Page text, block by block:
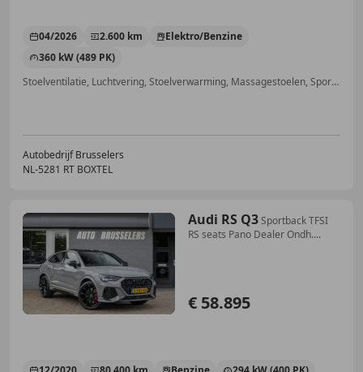
04/2026 2.600 km
Elektro/Benzine
360 kW (489 PK)
Stoelventilatie, Luchtvering, Stoelverwarming, Massagestoelen, Sportstoelen, Bandenspanningscontrole, Getinte ramen, Elektrisch verstelbare buitenspiegels
Autobedrijf Brusselers
NL-5281 RT BOXTEL
Audi RS Q3Sportback TFSI
RS seats Pano Dealer Ondh....
€ 58.895